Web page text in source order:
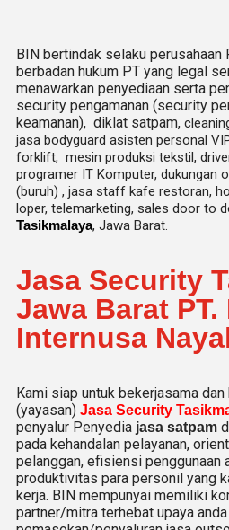
BIN bertindak selaku perusahaan
berbadan hukum PT yang legal
menawarkan penyediaan serta
security pengamanan (security
keamanan), diklat satpam,
jasa bodyguard asisten personal
forklift, mesin produksi tekstil,
programer IT Komputer, dukungan
(buruh) , jasa staff kafe restoran,
loper, telemarketing, sales door to
Tasikmalaya, Jawa Barat.
Jasa Security
Jawa Barat
Internusa
Kami siap untuk bekerjasama
(yayasan) Jasa Security
penyalur Penyedia jasa satpam
pada kehandalan pelayanan,
pelanggan, efisiensi penggunaan
produktivitas para personil yang
kerja. BIN mempunyai memiliki
partner/mitra terhebat upaya